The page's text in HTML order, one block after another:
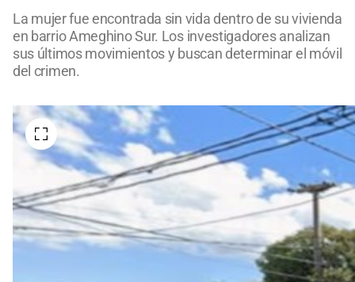
La mujer fue encontrada sin vida dentro de su vivienda
en barrio Ameghino Sur. Los investigadores analizan
sus últimos movimientos y buscan determinar el móvil
del crimen.